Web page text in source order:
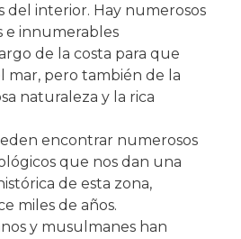
del interior. Hay numerosos
e innumerables
de la costa para que
mar, pero también de la
naturaleza y la rica
encontrar numerosos
que nos dan una
de esta zona,
miles de años.
y musulmanes han